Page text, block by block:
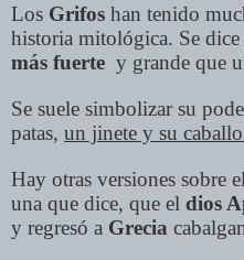
Los Grifos han tenido
historia mitológica. Se dice
más fuerte y grande que
Se suele simbolizar su
patas, un jinete y su
Hay otras versiones sobre
una que dice, que el dios
y regresó a Grecia